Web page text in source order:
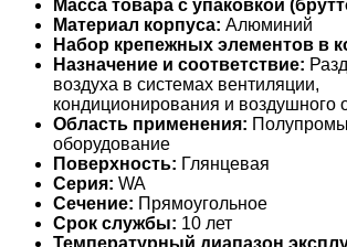
Масса товара с упаковкой
Материал корпуса: Алюминий
Набор крепежных элементов в
Назначение и соответствие:
воздуха в системах вентиляции,
кондиционирования и воздушного
Область применения:
оборудование
Поверхность: Глянцевая
Серия: WA
Сечение: Прямоугольное
Срок службы: 10 лет